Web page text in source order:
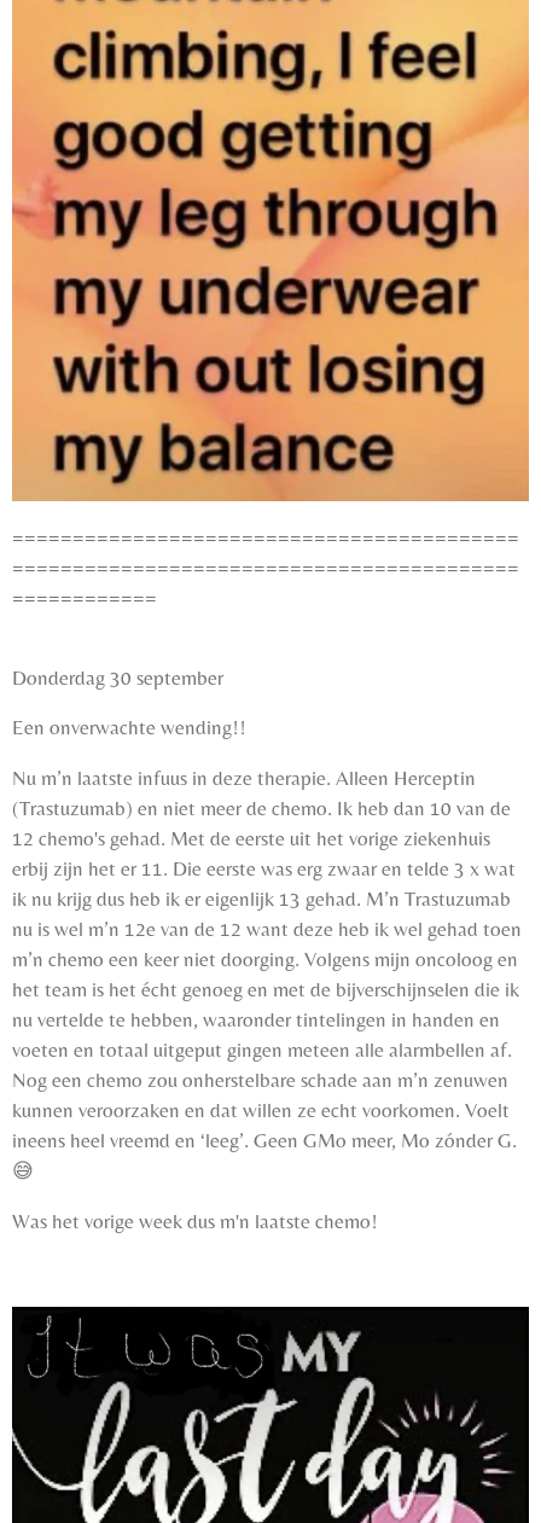
==========================================
==========================================
============
Donderdag 30 september
Een onverwachte wending!!
Nu m’n laatste infuus in deze therapie. Alleen Herceptin
(Trastuzumab) en niet meer de chemo. Ik heb dan 10 van de
12 chemo's gehad. Met de eerste uit het vorige ziekenhuis
erbij zijn het er 11. Die eerste was erg zwaar en telde 3 x wat
ik nu krijg dus heb ik er eigenlijk 13 gehad. M’n Trastuzumab
nu is wel m’n 12e van de 12 want deze heb ik wel gehad toen
m’n chemo een keer niet doorging. Volgens mijn oncoloog en
het team is het écht genoeg en met de bijverschijnselen die ik
nu vertelde te hebben, waaronder tintelingen in handen en
voeten en totaal uitgeput gingen meteen alle alarmbellen af.
Nog een chemo zou onherstelbare schade aan m’n zenuwen
kunnen veroorzaken en dat willen ze echt voorkomen. Voelt
ineens heel vreemd en ‘leeg’. Geen GMo meer, Mo zónder G.
😅
Was het vorige week dus m'n laatste chemo!